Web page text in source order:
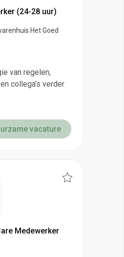
(24-28 uur)
Het Goed
van regelen,
collega’s verder
vacature
Medewerker